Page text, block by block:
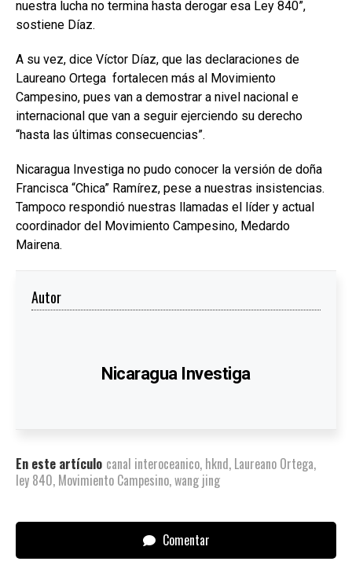
nuestra lucha no termina hasta derogar esa Ley 840”,
sostiene Díaz.
A su vez, dice Víctor Díaz, que las declaraciones de
Laureano Ortega fortalecen más al Movimiento
Campesino, pues van a demostrar a nivel nacional e
internacional que van a seguir ejerciendo su derecho
“hasta las últimas consecuencias”.
Nicaragua Investiga no pudo conocer la versión de doña
Francisca “Chica” Ramírez, pese a nuestras insistencias.
Tampoco respondió nuestras llamadas el líder y actual
coordinador del Movimiento Campesino, Medardo
Mairena.
Autor
Nicaragua Investiga
En este artículo canal interoceanico, hknd, Laureano Ortega,
ley 840, Movimiento Campesino,wang jing
Comentar